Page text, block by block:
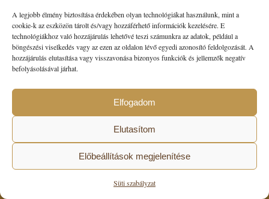
A legjobb élmény biztosítása érdekében olyan technológiákat használunk, mint a
cookie-k az eszközön tárolt és/vagy hozzáférhető információk kezelésére. E
technológiákhoz való hozzájárulás lehetővé teszi számunkra az adatok, például a
böngészési viselkedés vagy az ezen az oldalon lévő egyedi azonosító feldolgozását. A
hozzájárulás elutasítása vagy visszavonása bizonyos funkciók és jellemzők negatív
befolyásolásával járhat.
Elfogadom
Elutasítom
Előbeállítások megjelenítése
Süti szabályzat
Keressen minket